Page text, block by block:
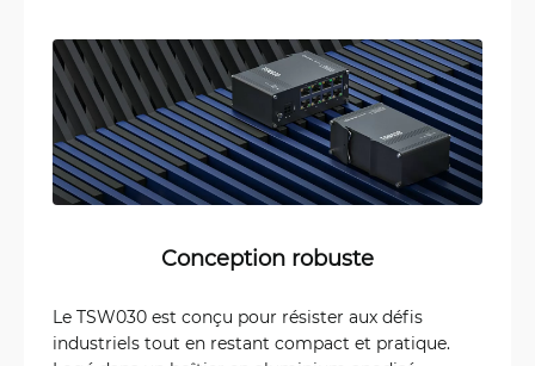
Conception robuste
Le TSW030 est conçu pour résister aux défis
industriels tout en restant compact et pratique.